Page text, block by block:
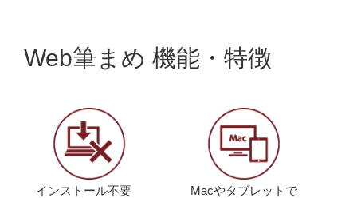
Web筆まめ 機能・特徴
インストール不要
Macやタブレットで